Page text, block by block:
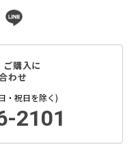
購入に
わせ
・祝日を除く)
2101